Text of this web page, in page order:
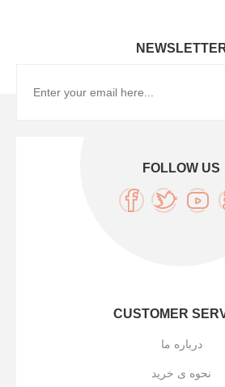
FOLLOW US
CUSTOMER
درباره ما
نحوه ی خرید